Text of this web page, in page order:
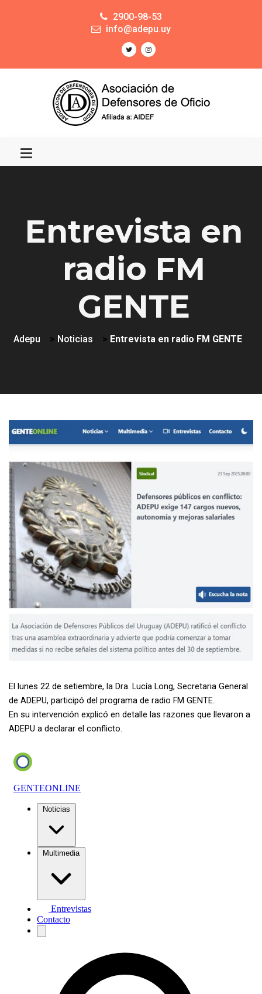
2900-98-53
info@adepu.uy
Entrevista en
radio FM
GENTE
Adepu > Noticias > Entrevista en radio FM GENTE
El lunes 22 de setiembre, la Dra. Lucía Long, Secretaria General
de ADEPU, participó del programa de radio FM GENTE.
En su intervención explicó en detalle las razones que llevaron a
ADEPU a declarar el conflicto.